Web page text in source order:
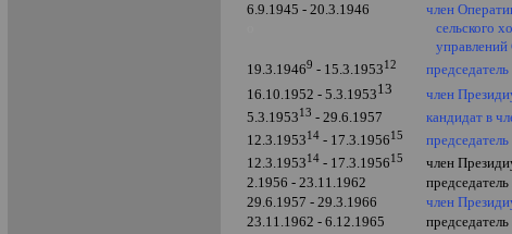
6.9.1945 - 20.3.1946
член
сельского
19.3.19469 - 15.3.195312
16.10.1952 - 5.3.195313
член
5.3.195313 - 29.6.1957
кандидат в
12.3.195314 - 17.3.195615
12.3.195314 - 17.3.195615
член
2.1956 - 23.11.1962
29.6.1957 - 29.3.1966
член
23.11.1962 - 6.12.1965